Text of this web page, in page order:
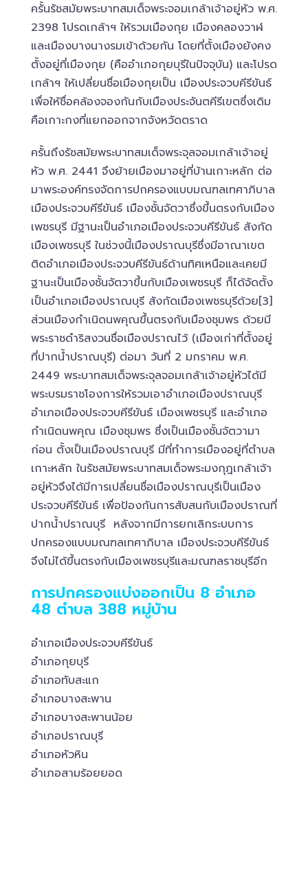
ครั้นรัชสมัยพระบาทสมเด็จพระจอมเกล้าเจ้าอยู่หัว พ.ศ.
2398 โปรดเกล้าฯ ให้รวมเมืองกุย เมืองคลองวาฬ
และเมืองบางนางรมเข้าด้วยกัน โดยที่ตั้งเมืองยังคง
ตั้งอยู่ที่เมืองกุย (คืออำเภอกุยบุรีในปัจจุบัน) และโปรด
เกล้าฯ ให้เปลี่ยนชื่อเมืองกุยเป็น เมืองประจวบคีรีขันธ์
เพื่อให้ชื่อคล้องจองกันกับเมืองประจันตคีรีเขตซึ่งเดิม
คือเกาะกงที่แยกออกจากจังหวัดตราด
ครั้นถึงรัชสมัยพระบาทสมเด็จพระจุลจอมเกล้าเจ้าอยู่
หัว พ.ศ. 2441 จึงย้ายเมืองมาอยู่ที่บ้านเกาะหลัก ต่อ
มาพระองค์ทรงจัดการปกครองแบบมณฑลเทศาภิบาล
เมืองประจวบคีรีขันธ์ เมืองชั้นจัตวาซึ่งขึ้นตรงกับเมือง
เพชรบุรี มีฐานะเป็นอำเภอเมืองประจวบคีรีขันธ์ สังกัด
เมืองเพชรบุรี ในช่วงนี้เมืองปราณบุรีซึ่งมีอาณาเขต
ติดอำเภอเมืองประจวบคีรีขันธ์ด้านทิศเหนือและเคยมี
ฐานะเป็นเมืองชั้นจัตวาขึ้นกับเมืองเพชรบุรี ก็ได้จัดตั้ง
เป็นอำเภอเมืองปราณบุรี สังกัดเมืองเพชรบุรีด้วย[3]
ส่วนเมืองกำเนิดนพคุณขึ้นตรงกับเมืองชุมพร ด้วยมี
พระราชดำริสงวนชื่อเมืองปราณไว้ (เมืองเก่าที่ตั้งอยู่
ที่ปากน้ำปราณบุรี) ต่อมา วันที่ 2 มกราคม พ.ศ.
2449 พระบาทสมเด็จพระจุลจอมเกล้าเจ้าอยู่หัวได้มี
พระบรมราชโองการให้รวมเอาอำเภอเมืองปราณบุรี
อำเภอเมืองประจวบคีรีขันธ์ เมืองเพชรบุรี และอำเภอ
กำเนิดนพคุณ เมืองชุมพร ซึ่งเป็นเมืองชั้นจัตวามา
ก่อน ตั้งเป็นเมืองปราณบุรี มีที่ทำการเมืองอยู่ที่ตำบล
เกาะหลัก ในรัชสมัยพระบาทสมเด็จพระมงกุฎเกล้าเจ้า
อยู่หัวจึงได้มีการเปลี่ยนชื่อเมืองปราณบุรีเป็นเมือง
ประจวบคีรีขันธ์ เพื่อป้องกันการสับสนกับเมืองปราณที่
ปากน้ำปราณบุรี หลังจากมีการยกเลิกระบบการ
ปกครองแบบมณฑลเทศาภิบาล เมืองประจวบคีรีขันธ์
จึงไม่ได้ขึ้นตรงกับเมืองเพชรบุรีและมณฑลราชบุรีอีก
การปกครองแบ่งออกเป็น 8 อำเภอ
48 ตำบล 388 หมู่บ้าน
อำเภอเมืองประจวบคีรีขันธ์
อำเภอกุยบุรี
อำเภอทับสะแก
อำเภอบางสะพาน
อำเภอบางสะพานน้อย
อำเภอปราณบุรี
อำเภอหัวหิน
อำเภอสามร้อยยอด